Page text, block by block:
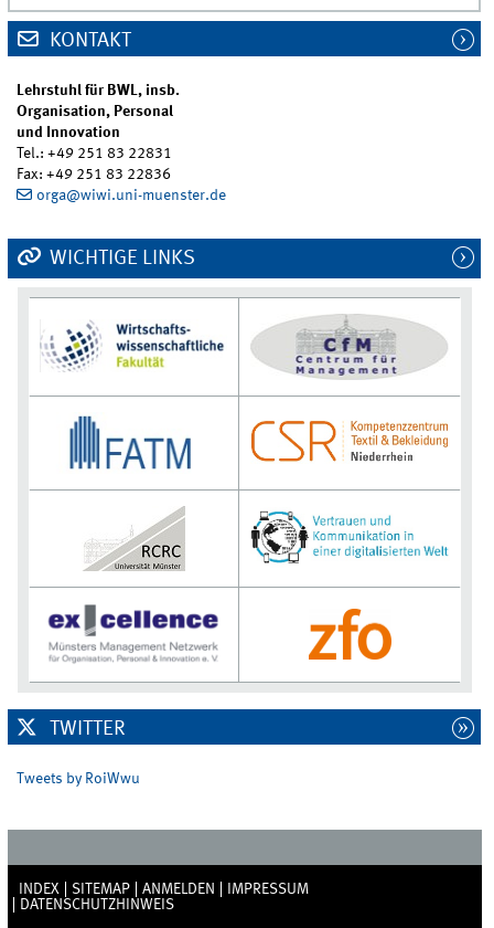
KONTAKT
Lehrstuhl für BWL, insb.
Organisation, Personal
und Innovation
Tel.: +49 251 83 22831
Fax: +49 251 83 22836
orga@wiwi.uni-muenster.de
WICHTIGE LINKS
TWITTER
Tweets by RoiWwu
INDEX SITEMAP ANMELDEN
IMPRESSUM
DATENSCHUTZHINWEIS